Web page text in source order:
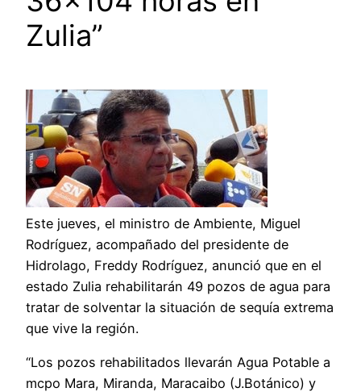
Zulia”
Este jueves, el ministro de Ambiente, Miguel
Rodríguez, acompañado del presidente de
Hidrolago, Freddy Rodríguez, anunció que en el
estado Zulia rehabilitarán 49 pozos de agua para
tratar de solventar la situación de sequía extrema
que vive la región.
“Los pozos rehabilitados llevarán Agua Potable a
mcpo Mara, Miranda, Maracaibo (J.Botánico) y